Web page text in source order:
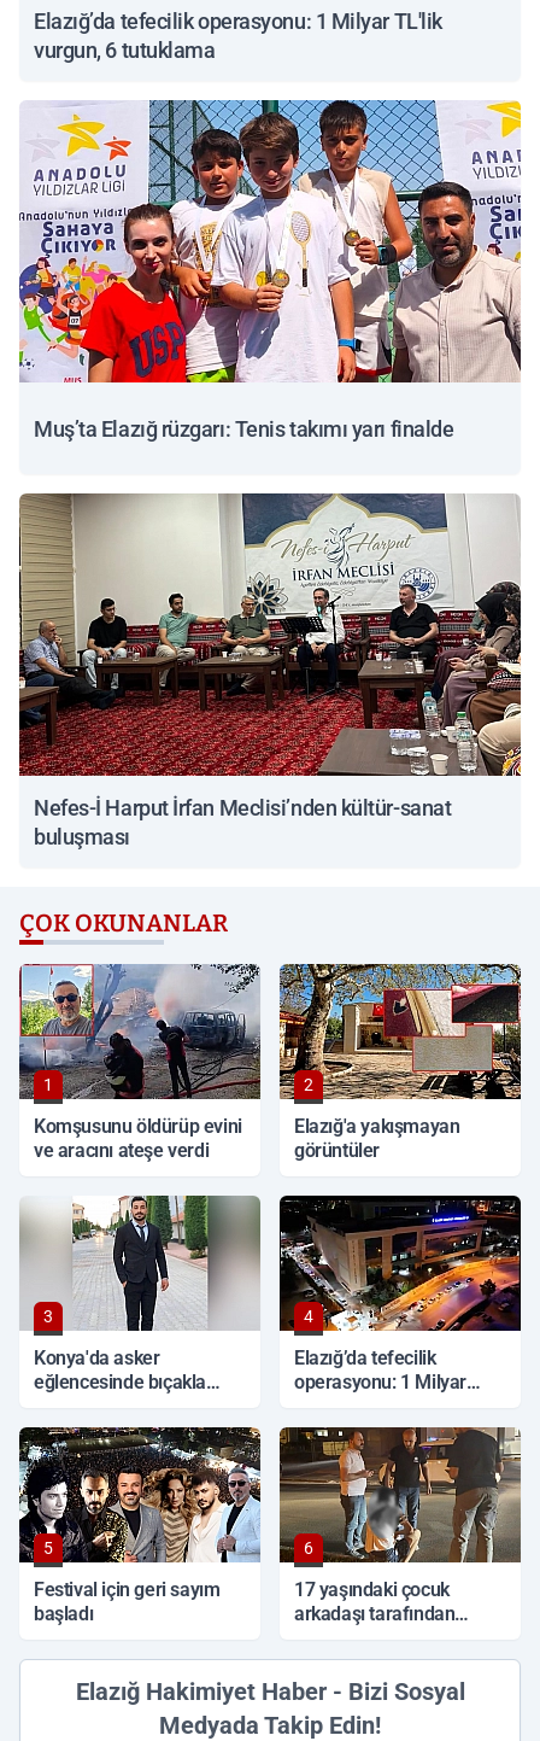
Elazığ’da tefecilik operasyonu: 1 Milyar TL'lik
vurgun, 6 tutuklama
Muş’ta Elazığ rüzgarı: Tenis takımı yarı finalde
Nefes-İ Harput İrfan Meclisi’nden kültür-sanat
buluşması
ÇOK OKUNANLAR
1
Komşusunu öldürüp evini
ve aracını ateşe verdi
2
Elazığ'a yakışmayan
görüntüler
3
Konya'da asker
eğlencesinde bıçakla
4
Elazığ’da tefecilik
operasyonu: 1 Milyar
5
Festival için geri sayım
başladı
6
17 yaşındaki çocuk
arkadaşı tarafından
Elazığ Hakimiyet Haber - Bizi Sosyal
Medyada Takip Edin!